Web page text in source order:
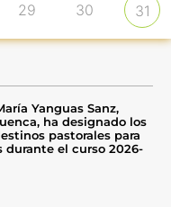
29 30 31
Yanguas Sanz,
ha designado los
pastorales para
durante el curso 2026-